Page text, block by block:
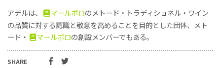
アデルは、
マールボロのメトード・トラディショネル・ワイン
の品質に対する認識と敬意を高めることを目的とした団体、メト
ード・
マールボロの創設メンバーでもある。
SHARE